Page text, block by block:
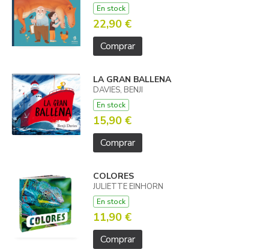
En stock
22,90 €
Comprar
LA GRAN BALLENA
DAVIES, BENJI
En stock
15,90 €
Comprar
COLORES
JULIETTE EINHORN
En stock
11,90 €
Comprar